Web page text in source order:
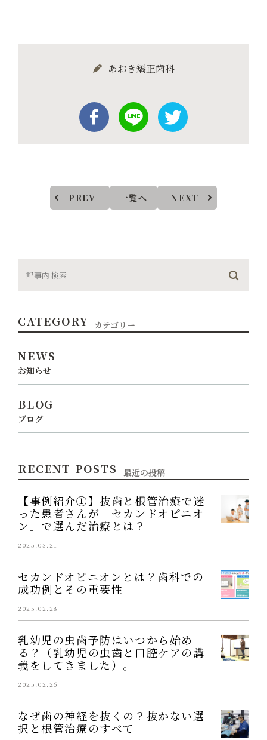
あおき矯正歯科
PREV 一覧へ NEXT
CATEGORY カテゴリー
NEWS
お知らせ
BLOG
ブログ
RECENT POSTS 最近の投稿
【事例紹介①】抜歯と根管治療で迷
った患者さんが「セカンドオピニオ
ン」で選んだ治療とは？
2025.03.21
セカンドオピニオンとは？歯科での
成功例とその重要性
2025.02.28
乳幼児の虫歯予防はいつから始め
る？（乳幼児の虫歯と口腔ケアの講
義をしてきました）。
2025.02.26
なぜ歯の神経を抜くの？抜かない選
択と根管治療のすべて